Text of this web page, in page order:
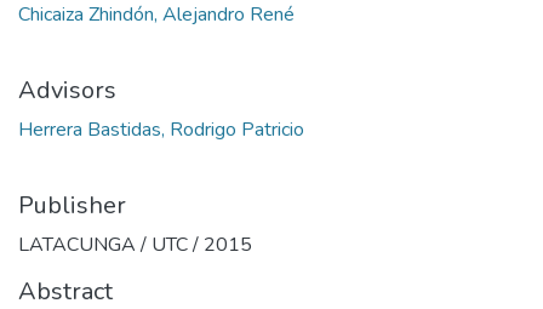
Chicaiza Zhindón, Alejandro René
Advisors
Herrera Bastidas, Rodrigo Patricio
Publisher
LATACUNGA / UTC / 2015
Abstract